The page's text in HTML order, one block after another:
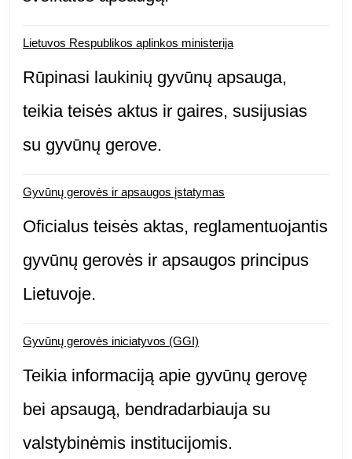
Lietuvos Respublikos aplinkos ministerija
Rūpinasi laukinių gyvūnų apsauga,
teikia teisės aktus ir gaires, susijusias
su gyvūnų gerove.
Gyvūnų gerovės ir apsaugos įstatymas
Oficialus teisės aktas, reglamentuojantis
gyvūnų gerovės ir apsaugos principus
Lietuvoje.
Gyvūnų gerovės iniciatyvos (GGI)
Teikia informaciją apie gyvūnų gerovę
bei apsaugą, bendradarbiauja su
valstybinėmis institucijomis.